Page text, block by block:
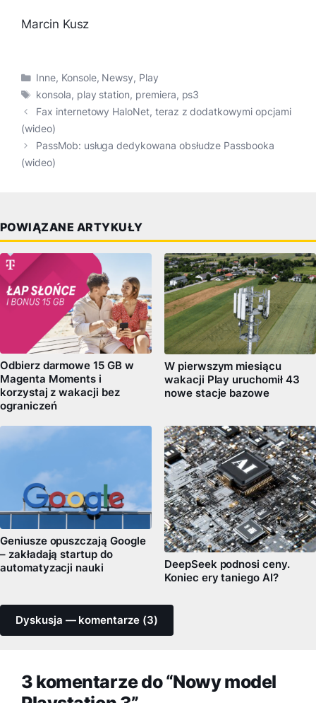
Marcin Kusz
Kategorie
Inne, Konsole, Newsy, Play
Tagi
konsola, play station, premiera, ps3
Fax internetowy HaloNet, teraz z dodatkowymi opcjami
(wideo)
PassMob: usługa dedykowana obsłudze Passbooka
(wideo)
POWIĄZANE ARTYKUŁY
Odbierz darmowe 15 GB w
Magenta Moments i
korzystaj z wakacji bez
ograniczeń
W pierwszym miesiącu
wakacji Play uruchomił 43
nowe stacje bazowe
Geniusze opuszczają Google
– zakładają startup do
automatyzacji nauki
DeepSeek podnosi ceny.
Koniec ery taniego AI?
Dyskusja — komentarze (3)
3 komentarze do “Nowy model